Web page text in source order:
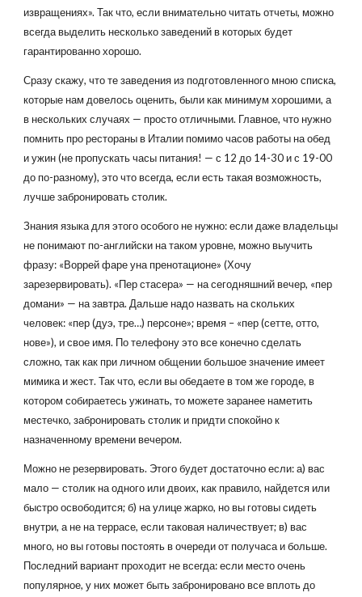
извращениях». Так что, если внимательно читать отчеты, можно
всегда выделить несколько заведений в которых будет
гарантированно хорошо.
Сразу скажу, что те заведения из подготовленного мною списка,
которые нам довелось оценить, были как минимум хорошими, а
в нескольких случаях — просто отличными. Главное, что нужно
помнить про рестораны в Италии помимо часов работы на обед
и ужин (не пропускать часы питания! — с 12 до 14-30 и с 19-00
до по-разному), это что всегда, если есть такая возможность,
лучше забронировать столик.
Знания языка для этого особого не нужно: если даже владельцы
не понимают по-английски на таком уровне, можно выучить
фразу: «Воррей фаре уна пренотационе» (Хочу
зарезервировать). «Пер стасера» — на сегодняшний вечер, «пер
домани» — на завтра. Дальше надо назвать на скольких
человек: «пер (дуэ, тре…) персоне»; время – «пер (сетте, отто,
нове»), и свое имя. По телефону это все конечно сделать
сложно, так как при личном общении большое значение имеет
мимика и жест. Так что, если вы обедаете в том же городе, в
котором собираетесь ужинать, то можете заранее наметить
местечко, забронировать столик и придти спокойно к
назначенному времени вечером.
Можно не резервировать. Этого будет достаточно если: а) вас
мало — столик на одного или двоих, как правило, найдется или
быстро освободится; б) на улице жарко, но вы готовы сидеть
внутри, а не на террасе, если таковая наличествует; в) вас
много, но вы готовы постоять в очереди от получаса и больше.
Последний вариант проходит не всегда: если место очень
популярное, у них может быть забронировано все вплоть до